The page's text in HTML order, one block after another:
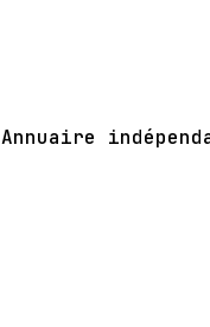
Annuaire